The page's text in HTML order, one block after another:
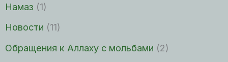
Намаз (1)
Новости (11)
Обращения к Аллаху с мольбами (2)